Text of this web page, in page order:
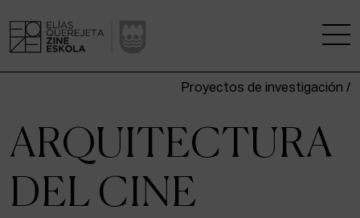
CENTRO DE INVESTIGACIÓN
ESTUDIOS
Proyectos de investigación /
ARQUITECTURA
DEL CINE